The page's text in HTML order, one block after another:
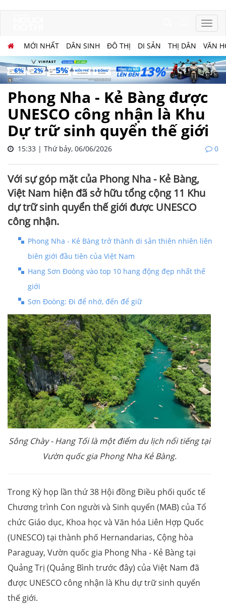
MỚI NHẤT DÂN SINH ĐÔ THỊ DI SẢN THỊ DÂN VĂN
Phong Nha - Kẻ Bàng được
UNESCO công nhận là Khu
Dự trữ sinh quyển thế giới
15:33 | Thứ bảy, 06/06/2026 0
Với sự góp mặt của Phong Nha - Kẻ Bàng,
Việt Nam hiện đã sở hữu tổng cộng 11 Khu
dự trữ sinh quyển thế giới được UNESCO
công nhận.
Phong Nha - Kẻ Bàng trở thành di sản thiên nhiên liên
biên giới đầu tiên của Việt Nam
Hang Sơn Đoòng vào top 10 hang động đẹp nhất thế
giới
Sơn Đoòng: Đi để nhớ, đến để giữ
Sông Chày - Hang Tối là một điểm du lịch nổi tiếng tại
Vườn quốc gia Phong Nha Kẻ Bàng.
Trong Kỳ họp lần thứ 38 Hội đồng Điều phối quốc tế
Chương trình Con người và Sinh quyển (MAB) của Tổ
chức Giáo dục, Khoa học và Văn hóa Liên Hợp Quốc
(UNESCO) tại thành phố Hernandarias, Cộng hòa
Paraguay, Vườn quốc gia Phong Nha - Kẻ Bàng tại
Quảng Trị (Quảng Bình trước đây) của Việt Nam đã
được UNESCO công nhận là Khu dự trữ sinh quyển
thế giới.